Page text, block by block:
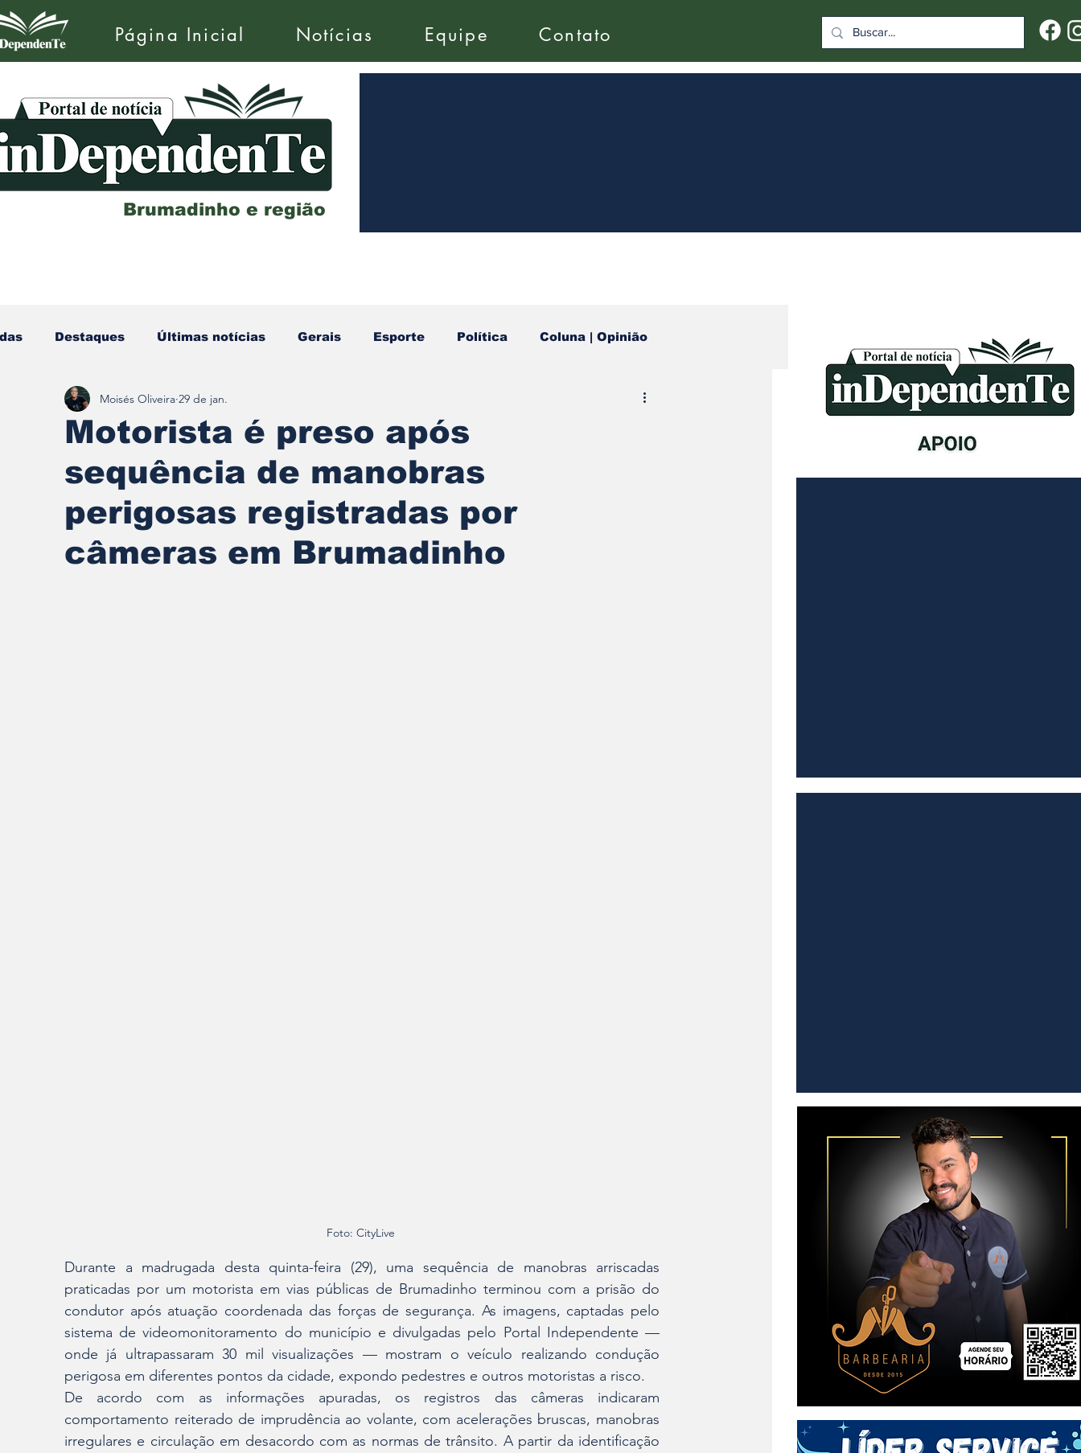
Página Inicial Notícias Equipe Contato
Brumadinho e região
Destaques Últimas notícias Gerais Esporte Política Coluna | Opinião
Redescobrindo Brumadinho
Motorista é preso após
sequência de manobras
perigosas registradas por
câmeras em Brumadinho
Moisés Oliveira 29 de jan.
Foto: CityLive
Durante a madrugada desta quinta-feira (29), uma sequência de manobras arriscadas
praticadas por um motorista em vias públicas de Brumadinho terminou com a prisão do
condutor após atuação coordenada das forças de segurança. As imagens, captadas pelo
sistema de videomonitoramento do município e divulgadas pelo Portal Independente —
onde já ultrapassaram 30 mil visualizações — mostram o veículo realizando condução
perigosa em diferentes pontos da cidade, expondo pedestres e outros motoristas a risco.
De acordo com as informações apuradas, os registros das câmeras indicaram
comportamento reiterado de imprudência ao volante, com acelerações bruscas, manobras
irregulares e circulação em desacordo com as normas de trânsito. A partir da identificação